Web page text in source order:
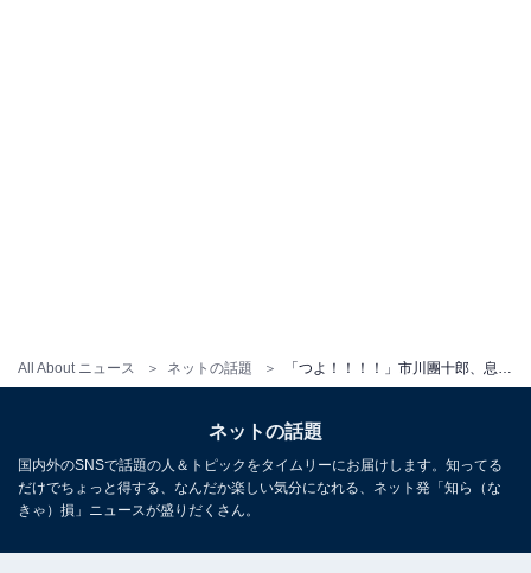
All About ニュース ネットの話題
ネットの話題
国内外のSNSで話題の人＆トピックをタイムリーにお届けします。知ってる
だけでちょっと得する、なんだか楽しい気分になれる、ネット発「知ら（な
きゃ）損」ニュースが盛りだくさん。